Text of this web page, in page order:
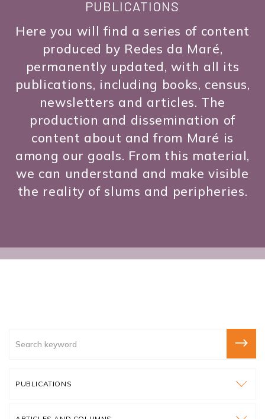
PUBLICATIONS
Here you will find a series of content
produced by Redes da Maré,
permanently updated, with all its
publications, including books, census,
newsletters and articles. The
production and dissemination of
content about and from Maré is
among our goals. From this material,
we can understand and make visible
the reality of slums and peripheries.
PUBLICATIONS